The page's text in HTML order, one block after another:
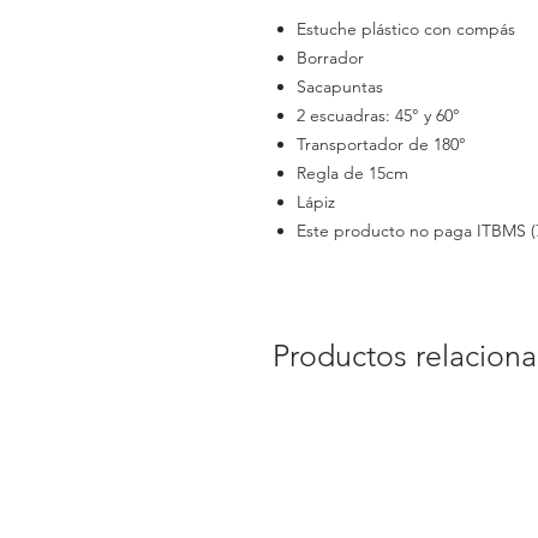
Estuche plástico con compás
Borrador
Sacapuntas
2 escuadras: 45° y 60°
Transportador de 180°
Regla de 15cm
Lápiz
Este producto no paga ITBMS
Productos